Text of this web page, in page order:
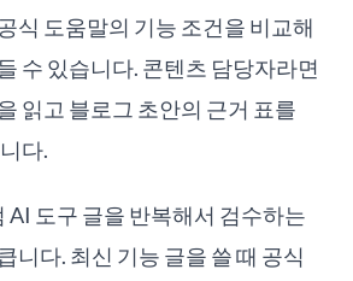
식 도움말의 기능 조건을 비교해
수 있습니다. 콘텐츠 담당자라면
읽고 블로그 초안의 근거 표를
다.
AI 도구 글을 반복해서 검수하는
니다. 최신 기능 글을 쓸 때 공식